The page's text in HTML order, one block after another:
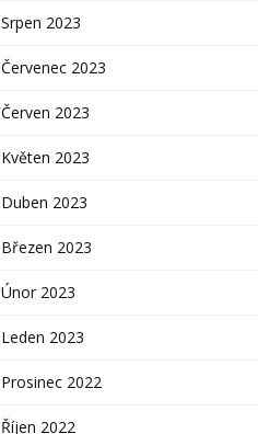
Srpen 2023
Červenec 2023
Červen 2023
Květen 2023
Duben 2023
Březen 2023
Únor 2023
Leden 2023
Prosinec 2022
Říjen 2022